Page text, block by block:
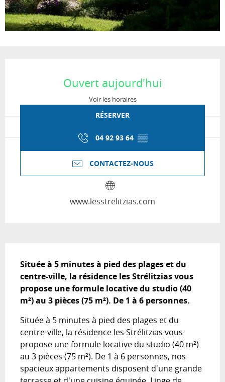
Ouvert aujourd'hui
Voir les horaires
RÉSERVER
04 92 93 64 ▒▒
CONTACTEZ-NOUS
www.lesstrelitzias.com
Située à 5 minutes à pied des plages et du
centre-ville, la résidence les Strélitzias vous
propose une formule locative du studio (40
m²) au 3 pièces (75 m²). De 1 à 6 personnes.
Située à 5 minutes à pied des plages et du
centre-ville, la résidence les Strélitzias vous
propose une formule locative du studio (40 m²)
au 3 pièces (75 m²). De 1 à 6 personnes, nos
spacieux appartements disposent d'une grande